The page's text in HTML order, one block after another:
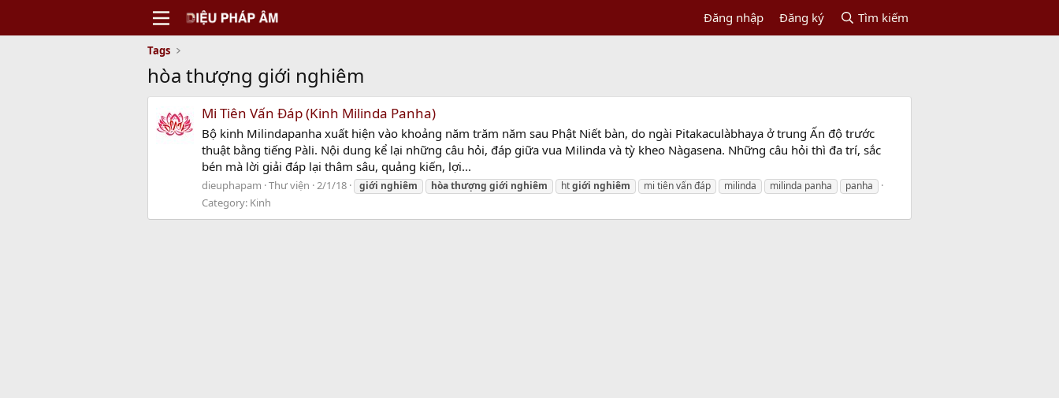
Đăng nhập Đăng ký Tìm kiếm
Tags
hòa thượng giới nghiêm
Mi Tiên Vấn Ðáp (Kinh Milinda Panha)
Bộ kinh Milindapanha xuất hiện vào khoảng năm trăm năm sau Phật Niết bàn, do ngài Pitakaculàbhaya ở trung Ấn độ trước
thuật bằng tiếng Pàli. Nội dung kể lại những câu hỏi, đáp giữa vua Milinda và tỳ kheo Nàgasena. Những câu hỏi thì đa trí, sắc
bén mà lời giải đáp lại thâm sâu, quảng kiến, lợi...
dieuphapam Thư viện 2/1/18 giới nghiêm hòathượng giới nghiêm htgiới nghiêm mi tiên vấn đáp milinda milinda panha panha
Category: Kinh